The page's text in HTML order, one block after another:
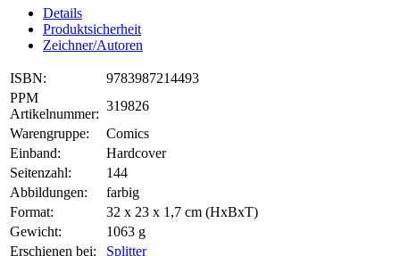
Details
Produktsicherheit
Zeichner/Autoren
ISBN:
9783987214493
PPM
Artikelnummer:
319826
Warengruppe:
Comics
Einband:
Hardcover
Seitenzahl:
144
Abbildungen:
farbig
Format:
32 x 23 x 1,7 cm (HxBxT)
Gewicht:
1063 g
Erschienen bei:
Splitter